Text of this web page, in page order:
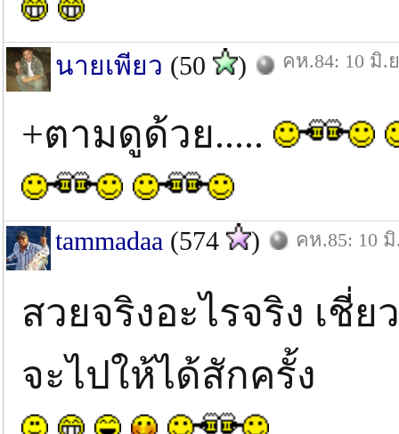
นายเพียว (50 ) คห.84: 10 มิ.
+ตามดูด้วย.....
tammadaa (574 ) คห.85: 10
สวยจริงอะไรจริง เชี่ย
จะไปให้ได้สักครั้ง